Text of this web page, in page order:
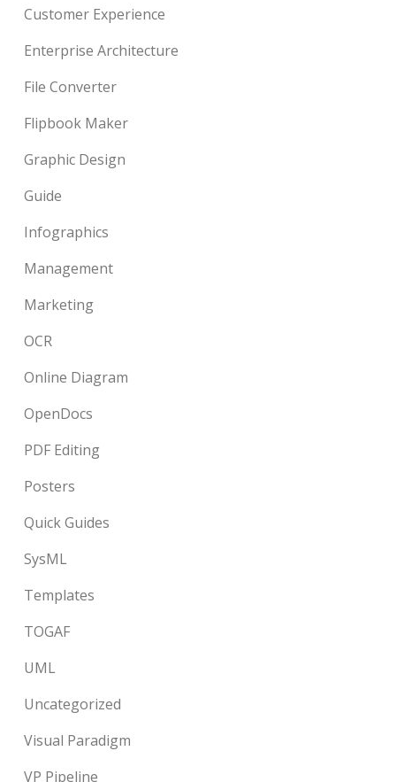
Customer Experience
Enterprise Architecture
File Converter
Flipbook Maker
Graphic Design
Guide
Infographics
Management
Marketing
OCR
Online Diagram
OpenDocs
PDF Editing
Posters
Quick Guides
SysML
Templates
TOGAF
UML
Uncategorized
Visual Paradigm
VP Pipeline